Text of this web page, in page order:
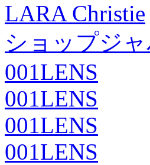
LARA Christie
ショップジ
001LENS
001LENS
001LENS
001LENS